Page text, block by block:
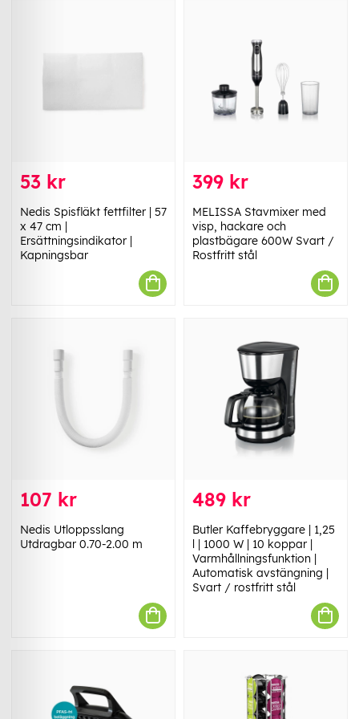
53 kr
Nedis Spisfläkt fettfilter | 57
x 47 cm |
Ersättningsindikator |
Kapningsbar
399 kr
MELISSA Stavmixer med
visp, hackare och
plastbägare 600W Svart /
Rostfritt stål
107 kr
Nedis Utloppsslang
Utdragbar 0.70-2.00 m
489 kr
Butler Kaffebryggare | 1,25
l | 1000 W | 10 koppar |
Varmhållningsfunktion |
Automatisk avstängning |
Svart / rostfritt stål